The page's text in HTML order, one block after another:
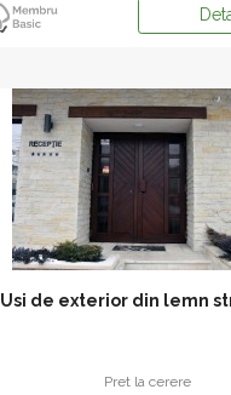
Usi de exterior din lemn
Pret la cerere